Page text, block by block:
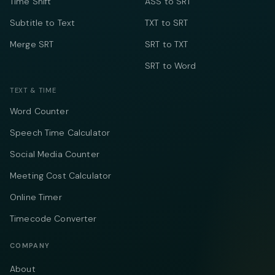
Subtitle to Text
Merge SRT
TXT to SRT
SRT to TXT
SRT to Word
TEXT & TIME
Word Counter
Speech Time Calculator
Social Media Counter
Meeting Cost Calculator
Online Timer
Timecode Converter
COMPANY
About